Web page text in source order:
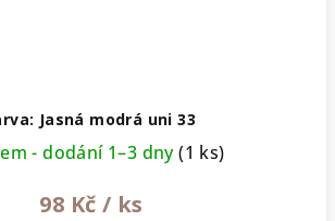
Jasná modrá uni 33
- dodání 1–3 dny(1 ks)
98 Kč / ks